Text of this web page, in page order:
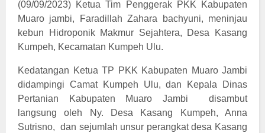
(09/09/2023) Ketua Tim Penggerak PKK Kabupaten
Muaro jambi, Faradillah Zahara bachyuni, meninjau
kebun Hidroponik Makmur Sejahtera, Desa Kasang
Kumpeh, Kecamatan Kumpeh Ulu.
Kedatangan Ketua TP PKK Kabupaten Muaro Jambi
didampingi Camat Kumpeh Ulu, dan Kepala Dinas
Pertanian Kabupaten Muaro Jambi disambut
langsung oleh Ny. Desa Kasang Kumpeh, Anna
Sutrisno, dan sejumlah unsur perangkat desa Kasang